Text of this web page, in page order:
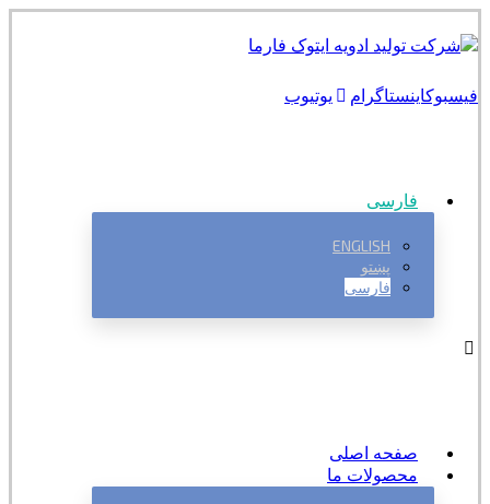
فیسبوکاینستاگرام یوتیوب
فارسی
ENGLISH
پښتو
فارسی
صفحه اصلی
محصولات ما